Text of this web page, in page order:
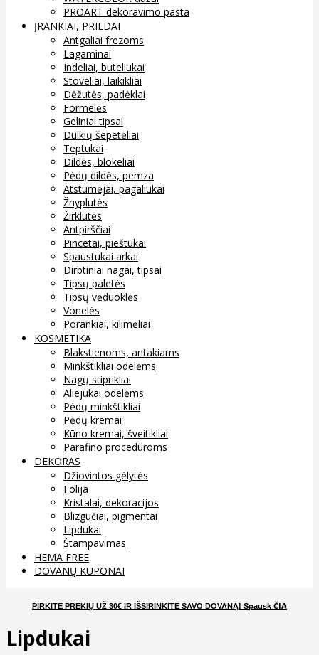
PROART dekoravimo pasta
ĮRANKIAI, PRIEDAI
Antgaliai frezoms
Lagaminai
Indeliai, buteliukai
Stoveliai, laikikliai
Dėžutės, padėklai
Formelės
Geliniai tipsai
Dulkių šepetėliai
Teptukai
Dildės, blokeliai
Pėdų dildės, pemza
Atstūmėjai, pagaliukai
Žnyplutės
Žirklutės
Antpirščiai
Pincetai, pieštukai
Spaustukai arkai
Dirbtiniai nagai, tipsai
Tipsų paletės
Tipsų vėduoklės
Vonelės
Porankiai, kilimėliai
KOSMETIKA
Blakstienoms, antakiams
Minkštikliai odelėms
Nagų stiprikliai
Aliejukai odelėms
Pėdų minkštikliai
Pėdų kremai
Kūno kremai, šveitikliai
Parafino procedūroms
DEKORAS
Džiovintos gėlytės
Folija
Kristalai, dekoracijos
Blizgučiai, pigmentai
Lipdukai
Štampavimas
HEMA FREE
DOVANŲ KUPONAI
PIRKITE PREKIŲ UŽ 30€ IR IŠSIRINKITE SAVO DOVANĄ! Spausk ČIA
Lipdukai